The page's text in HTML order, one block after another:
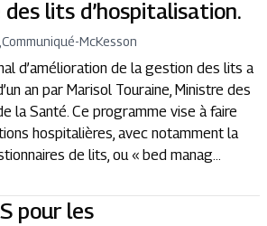
lits d’hospitalisation.
Communiqué-McKesson
d’amélioration de la gestion des lits a
an par Marisol Touraine, Ministre des
la Santé. Ce programme vise à faire
hospitalières, avec notamment la
de lits, ou « bed manag...
pour les